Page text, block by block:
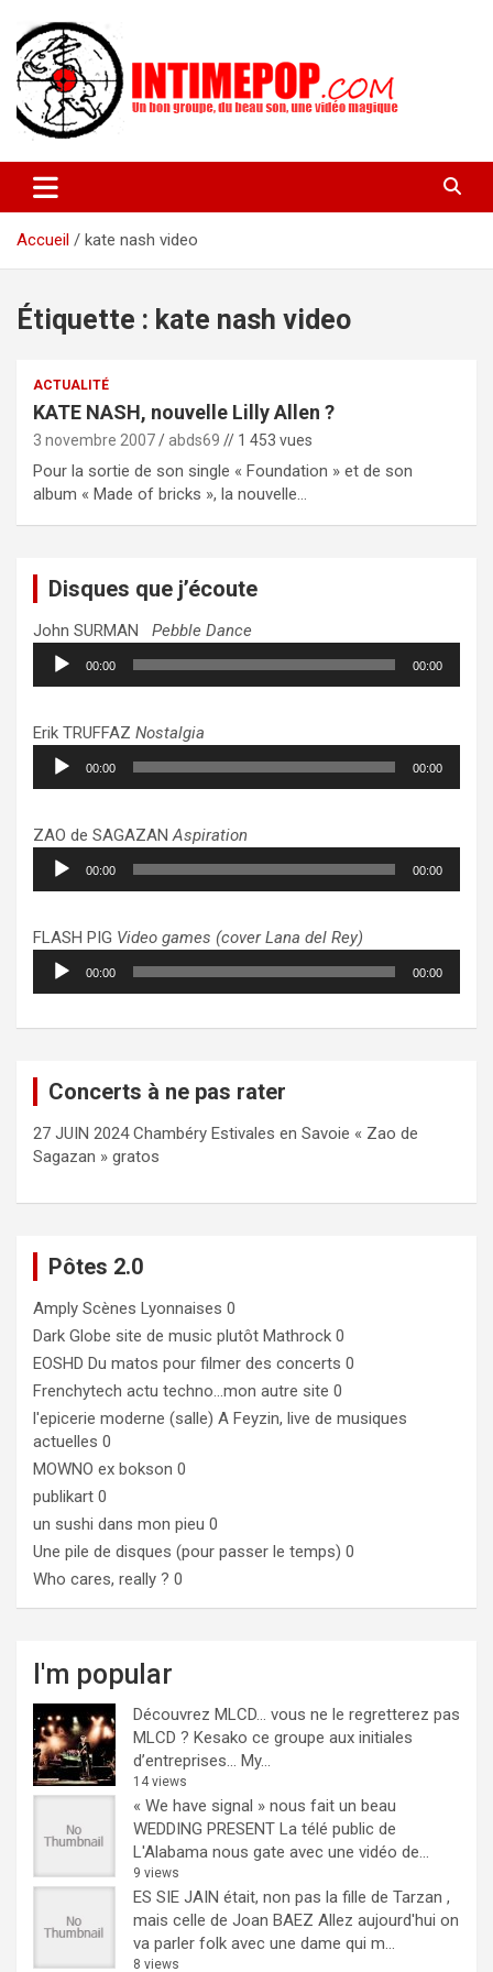
contenu
intimepop.com
actuelles pop rock, post-rock, indé sur Lyon. rock pop concert
lyon
Accueil
kate nash video
Étiquette : kate nash video
ACTUALITÉ
KATE NASH, nouvelle Lilly Allen ?
3 novembre 2007 abds69 // 1 453 vues
Pour la sortie de son single « Foundation » et de son
album « Made of bricks », la nouvelle…
Disques que j’écoute
John SURMAN Pebble Dance
Lecteur
audio
00:00 00:00
Erik TRUFFAZ Nostalgia
Lecteur
audio
00:00 00:00
ZAO de SAGAZANAspiration
Lecteur
audio
00:00 00:00
FLASH PIG Video games (cover Lana del Rey)
Lecteur
audio
00:00 00:00
Concerts à ne pas rater
27 JUIN 2024 Chambéry Estivales en Savoie « Zao de
Sagazan » gratos
Pôtes 2.0
Amply Scènes Lyonnaises 0
Dark Globe site de music plutôt Mathrock 0
EOSHD Du matos pour filmer des concerts 0
Frenchytech actu techno…mon autre site 0
l'epicerie moderne (salle) A Feyzin, live de musiques
actuelles 0
MOWNO ex bokson 0
publikart 0
un sushi dans mon pieu 0
Une pile de disques (pour passer le temps) 0
Who cares, really ? 0
I'm popular
Découvrez MLCD… vous ne le regretterez pas
MLCD ? Kesako ce groupe aux initiales
d’entreprises… My...
14 views
« We have signal » nous fait un beau
WEDDING PRESENT La télé public de
L'Alabama nous gate avec une vidéo de...
9 views
ES SIE JAIN était, non pas la fille de Tarzan ,
mais celle de Joan BAEZ Allez aujourd'hui on
va parler folk avec une dame qui m...
8 views